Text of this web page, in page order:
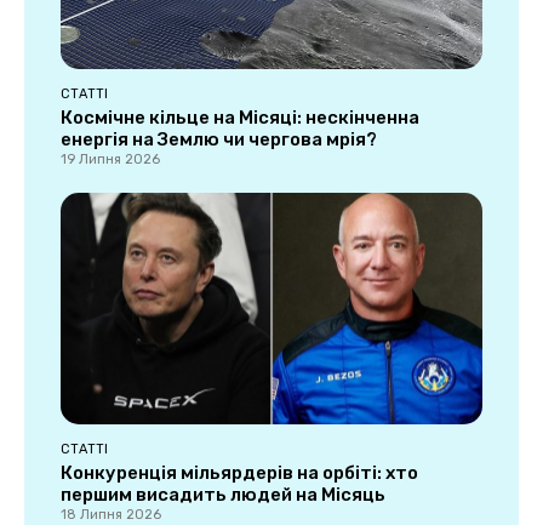
СТАТТІ
Космічне кільце на Місяці: нескінченна
енергія на Землю чи чергова мрія?
19 Липня 2026
СТАТТІ
Конкуренція мільярдерів на орбіті: хто
першим висадить людей на Місяць
18 Липня 2026